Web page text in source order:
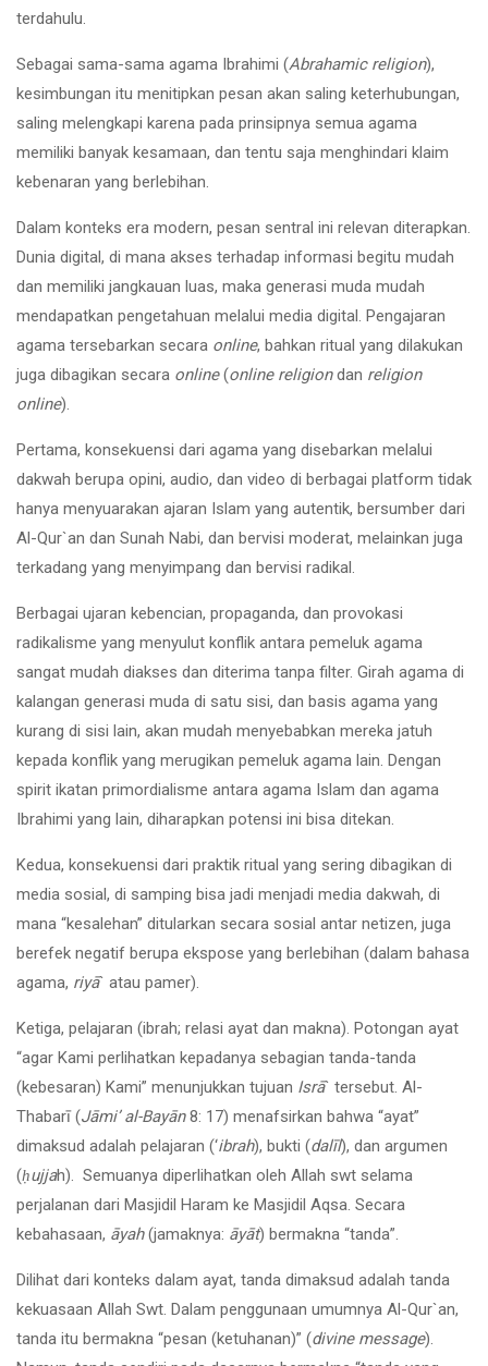
terdahulu.
Sebagai sama-sama agama Ibrahimi (Abrahamic religion),
kesimbungan itu menitipkan pesan akan saling keterhubungan,
saling melengkapi karena pada prinsipnya semua agama
memiliki banyak kesamaan, dan tentu saja menghindari klaim
kebenaran yang berlebihan.
Dalam konteks era modern, pesan sentral ini relevan diterapkan.
Dunia digital, di mana akses terhadap informasi begitu mudah
dan memiliki jangkauan luas, maka generasi muda mudah
mendapatkan pengetahuan melalui media digital. Pengajaran
agama tersebarkan secara online, bahkan ritual yang dilakukan
juga dibagikan secara online(online religiondan religion
online).
Pertama, konsekuensi dari agama yang disebarkan melalui
dakwah berupa opini, audio, dan video di berbagai platform tidak
hanya menyuarakan ajaran Islam yang autentik, bersumber dari
Al-Qur`an dan Sunah Nabi, dan bervisi moderat, melainkan juga
terkadang yang menyimpang dan bervisi radikal.
Berbagai ujaran kebencian, propaganda, dan provokasi
radikalisme yang menyulut konflik antara pemeluk agama
sangat mudah diakses dan diterima tanpa filter. Girah agama di
kalangan generasi muda di satu sisi, dan basis agama yang
kurang di sisi lain, akan mudah menyebabkan mereka jatuh
kepada konflik yang merugikan pemeluk agama lain. Dengan
spirit ikatan primordialisme antara agama Islam dan agama
Ibrahimi yang lain, diharapkan potensi ini bisa ditekan.
Kedua, konsekuensi dari praktik ritual yang sering dibagikan di
media sosial, di samping bisa jadi menjadi media dakwah, di
mana “kesalehan” ditularkan secara sosial antar netizen, juga
berefek negatif berupa ekspose yang berlebihan (dalam bahasa
agama, riyā` atau pamer).
Ketiga, pelajaran (ibrah; relasi ayat dan makna). Potongan ayat
“agar Kami perlihatkan kepadanya sebagian tanda-tanda
(kebesaran) Kami” menunjukkan tujuan Isrā` tersebut. Al-
Thabarī (Jāmi’ al-Bayān8: 17) menafsirkan bahwa “ayat”
dimaksud adalah pelajaran (‘ibrah), bukti (dalīl), dan argumen
(ḥujjah). Semuanya diperlihatkan oleh Allah swt selama
perjalanan dari Masjidil Haram ke Masjidil Aqsa. Secara
kebahasaan, āyah(jamaknya: āyāt) bermakna “tanda”.
Dilihat dari konteks dalam ayat, tanda dimaksud adalah tanda
kekuasaan Allah Swt. Dalam penggunaan umumnya Al-Qur`an,
tanda itu bermakna “pesan (ketuhanan)” (divine message).